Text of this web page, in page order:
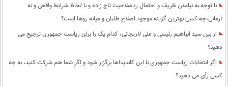
با توجه به نیامدن ظریف و احتمال ردصلاحیت تاج زاده و با لحاظ شرایط واقعی و نه
آرمانی،چه کسی بهترین گزینه موجود اصلاح طلبان و میانه روها است؟
از بین سید ابراهیم رئیسی و علی لاریجانی، کدام یک را برای ریاست جمهوری ترجیح می
دهید؟
اگر انتخابات ریاست جمهوری با این کاندیداها برگزار شود و اگر شما هم شرکت کنید، به چه
کسی رأی می دهید؟